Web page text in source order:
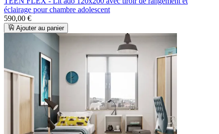
éclairage pour chambre adolescent
590,00 €
Ajouter au panier